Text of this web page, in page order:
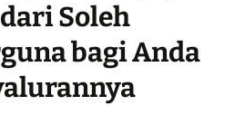
Soleh
bagi Anda